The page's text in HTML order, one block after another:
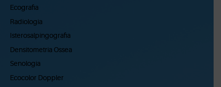
Ecografia
Radiologia
Isterosalpingografia
Densitometria Ossea
Senologia
Ecocolor Doppler